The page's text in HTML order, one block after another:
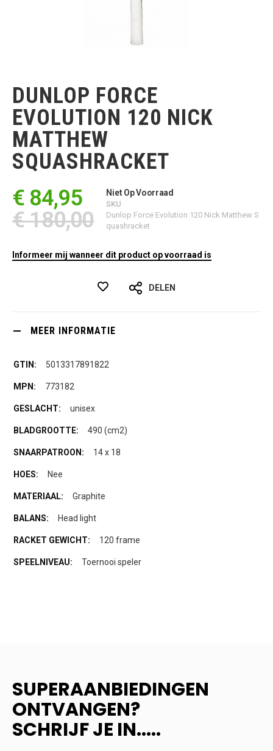
begin
van
de
afbeeldingen-
gallerij
DUNLOP FORCE
EVOLUTION 120 NICK
MATTHEW
SQUASHRACKET
€ 84,95
€ 180,00
Niet Op Voorraad
SKU
Dunlop Force Evolution 120 Nick Matthew S
quashracket
Informeer mij wanneer dit product op voorraad is
DELEN
MEER INFORMATIE
5013317891822
773182
unisex
490 (cm2)
14 x 18
Nee
Graphite
Head light
120 frame
Toernooi speler
SUPERAANBIEDINGEN
ONTVANGEN?
SCHRIJF JE IN.....